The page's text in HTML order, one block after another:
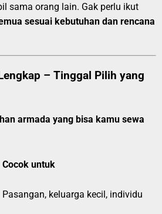
sama orang lain. Gak perlu ikut
sesuai kebutuhan dan rencana
– Tinggal Pilih yang
armada yang bisa kamu sewa
Cocok untuk
Pasangan, keluarga kecil, individu